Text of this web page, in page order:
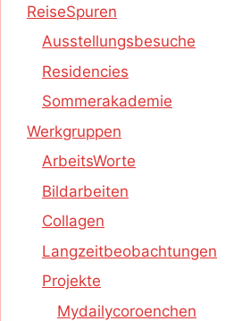
ReiseSpuren
Ausstellungsbesuche
Residencies
Sommerakademie
Werkgruppen
ArbeitsWorte
Bildarbeiten
Collagen
Langzeitbeobachtungen
Projekte
Mydailycoroenchen